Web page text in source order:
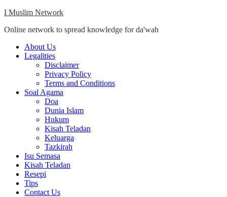
Skip
content
I Muslim Network
Online network to spread knowledge for da'wah
Close
Menu
About Us
Legalities
Disclaimer
Privacy Policy
Terms and Conditions
Soal Agama
Doa
Dunia Islam
Hukum
Kisah Teladan
Keluarga
Tazkirah
Isu Semasa
Kisah Teladan
Resepi
Tips
Contact Us